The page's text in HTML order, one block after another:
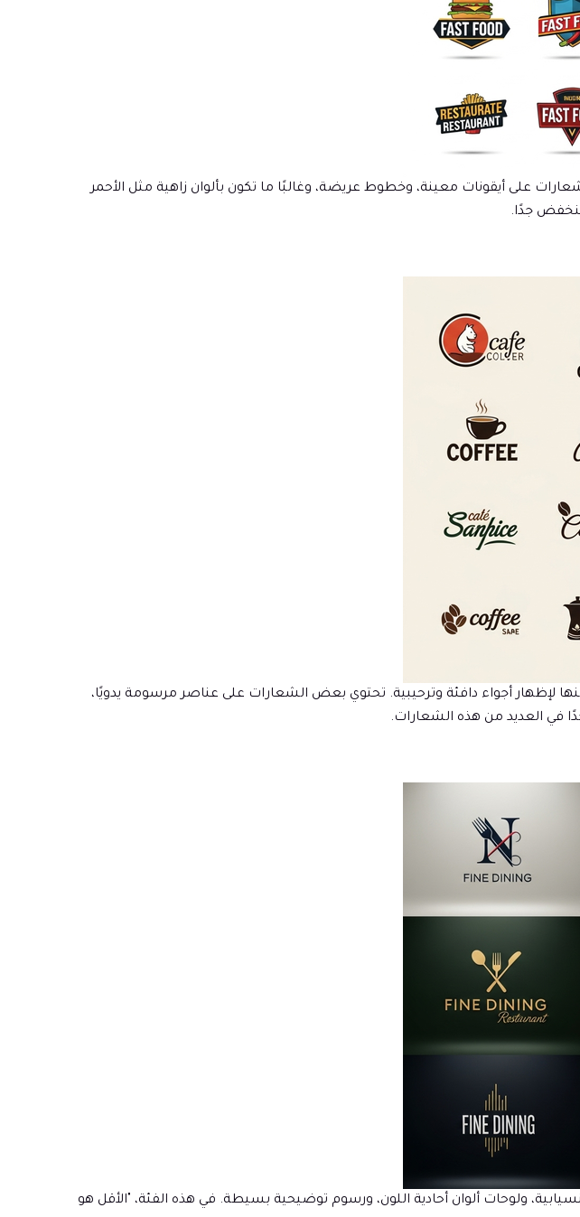
على أيقونات معينة، وخطوط عريضة، وغالبًا ما تكون بألوان زاهية مثل الأحمر
جدًا.
أجواء دافئة وترحيبية. تحتوي بعض الشعارات على عناصر مرسومة يدويًا،
في العديد من هذه الشعارات.
ولوحات ألوان أحادية اللون، ورسوم توضيحية بسيطة. في هذه الفئة، "الأقل هو